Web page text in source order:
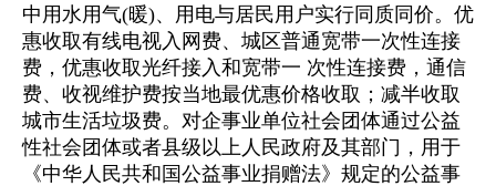
中用水用气(暖)、用电与居民用户实行同质同价。优
惠收取有线电视入网费、城区普通宽带一次性连接
费，优惠收取光纤接入和宽带一 次性连接费，通信
费、收视维护费按当地最优惠价格收取；减半收取
城市生活垃圾费。对企事业单位社会团体通过公益
性社会团体或者县级以上人民政府及其部门，用于
《中华人民共和国公益事业捐赠法》规定的公益事